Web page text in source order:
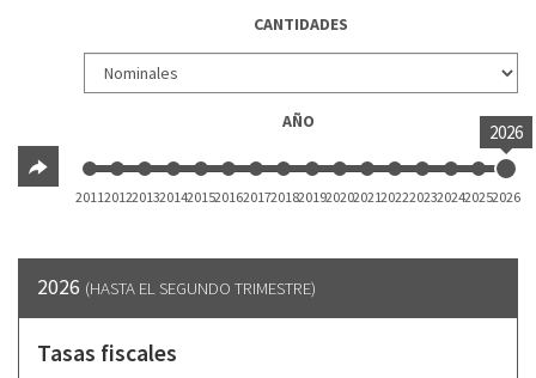
CANTIDADES
AÑO 2026
2011201220132014201520162017201820192020202120222023202420252026
2026 (HASTA EL SEGUNDO TRIMESTRE)
Tasas fiscales